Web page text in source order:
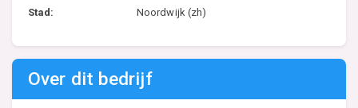
Stad: Noordwijk (zh)
Over dit bedrijf